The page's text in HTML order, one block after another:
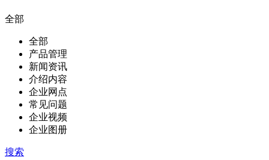
全部
全部
产品管理
新闻资讯
介绍内容
企业网点
常见问题
企业视频
企业图册
搜索